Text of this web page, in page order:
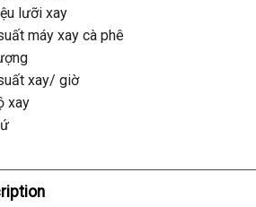
lưỡi xay
máy xay cà phê
xay/ giờ
xay